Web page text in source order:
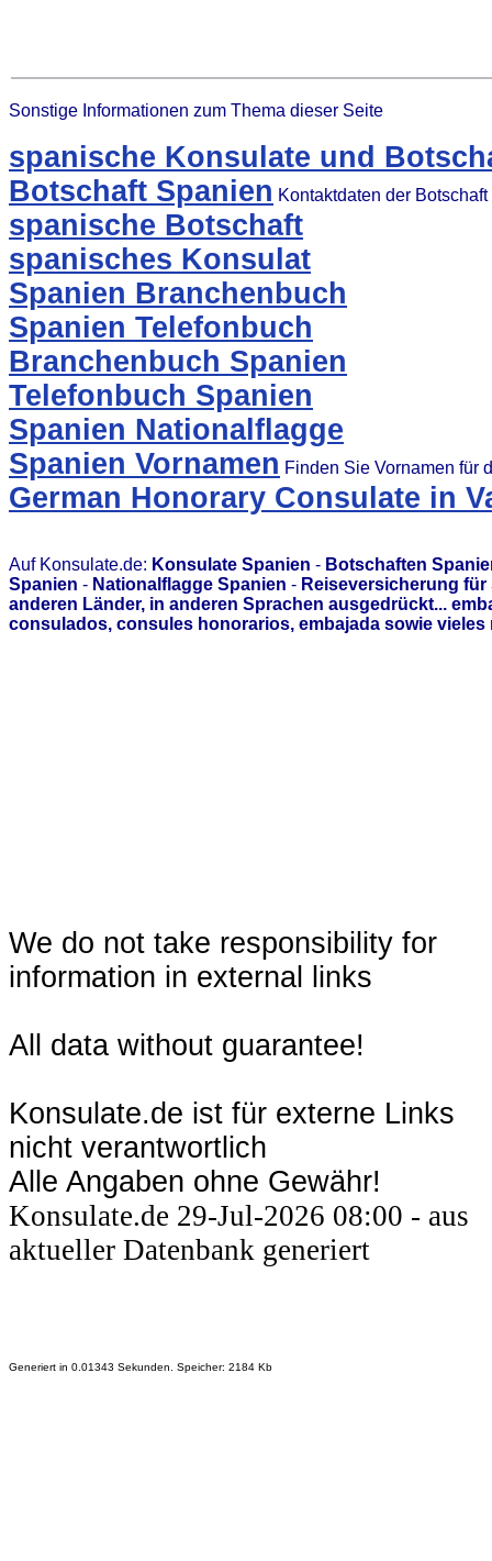
Sonstige Informationen zum Thema dieser Seite
spanische Konsulate und
Botschaft Spanien Kontaktdaten der
spanische Botschaft
spanisches Konsulat
Spanien Branchenbuch
Spanien Telefonbuch
Branchenbuch Spanien
Telefonbuch Spanien
Spanien Nationalflagge
Spanien Vornamen Finden Sie Vornamen für
German Honorary Consulate in
Auf Konsulate.de: Konsulate Spanien - Botschaften
Spanien - Nationalflagge Spanien - Reiseversicherung für
anderen Länder, in anderen Sprachen ausgedrückt...
consulados, consules honorarios, embajada sowie vieles
We do not take responsibility for
information in external links
All data without guarantee!
Konsulate.de ist für externe Links
nicht verantwortlich
Alle Angaben ohne Gewähr!
Konsulate.de 29-Jul-2026 08:00 - aus
aktueller Datenbank generiert
Generiert in 0.01343 Sekunden. Speicher: 2184 Kb